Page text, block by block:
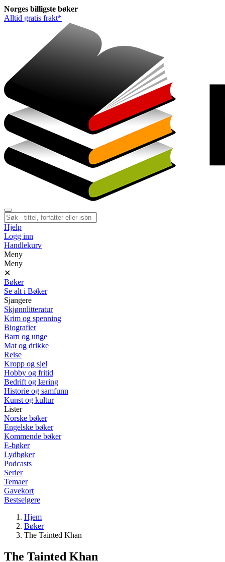
Norges billigste bøker
Alltid gratis frakt*
Hjelp
Logg inn
Handlekurv
Meny
Meny
✕
Bøker
Se alt i Bøker
Sjangere
Skjønnlitteratur
Krim og spenning
Biografier
Barn og unge
Mat og drikke
Reise
Kropp og sjel
Hobby og fritid
Bedrift og læring
Historie og samfunn
Kunst og kultur
Lister
Norske bøker
Engelske bøker
Kommende bøker
E-bøker
Lydbøker
Podcasts
Serier
Temaer
Gavekort
Bestselgere
Hjem
Bøker
The Tainted Khan
The Tainted Khan